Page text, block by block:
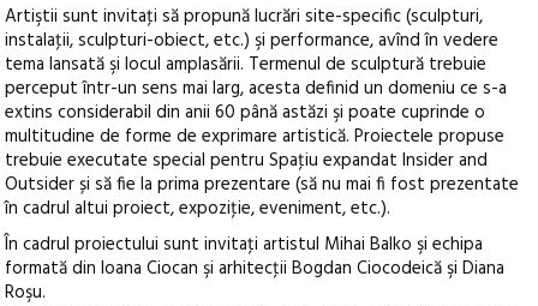
Artiştii sunt invitaţi să propună lucrări site-specific (sculpturi,
instalaţii, sculpturi-obiect, etc.) şi performance, avînd în vedere
tema lansată şi locul amplasării. Termenul de sculptură trebuie
perceput într-un sens mai larg, acesta definid un domeniu ce s-a
extins considerabil din anii 60 până astăzi şi poate cuprinde o
multitudine de forme de exprimare artistică. Proiectele propuse
trebuie executate special pentru Spaţiu expandat Insider and
Outsider și să fie la prima prezentare (să nu mai fi fost prezentate
în cadrul altui proiect, expoziţie, eveniment, etc.).
În cadrul proiectului sunt invitaţi artistul Mihai Balko şi echipa
formată din Ioana Ciocan şi arhitecţii Bogdan Ciocodeică şi Diana
Roşu.